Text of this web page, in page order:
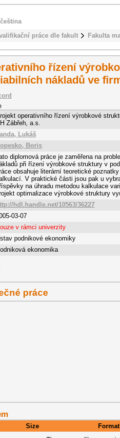
práce dle fakult Fakulta
čeština
řízení
nákladů ve
operativního řízení výrobkové
Zábřeh, a.s.
Lukáš
Boris
diplomová práce je zaměřena na
při řízení výrobkové struktury v
obsahuje literární teoretické
V praktické části jsou pak u
na úhradu metodou kalkulace
optimalizace výrobkové struktury
hdl.handle.net/10563/36227
03-07
v rámci univerzity
podnikové ekonomiky
ekonomika
práce
Size Format